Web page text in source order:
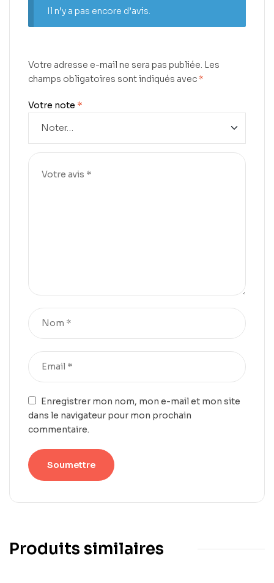
Il n’y a pas encore d’avis.
Votre adresse e-mail ne sera pas publiée. Les
champs obligatoires sont indiqués avec*
Votre note *
Enregistrer mon nom, mon e-mail et mon site
dans le navigateur pour mon prochain
commentaire.
Produits similaires